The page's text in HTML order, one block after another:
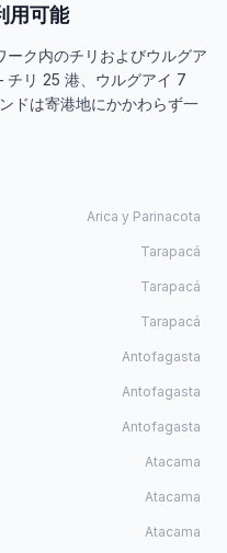
用可能
ク内のチリおよびウルグア
リ 25 港、ウルグアイ 7
ドは寄港地にかかわらず一
Arica y Parinacota
Tarapacá
Tarapacá
Tarapacá
Antofagasta
Antofagasta
Antofagasta
Atacama
Atacama
Atacama